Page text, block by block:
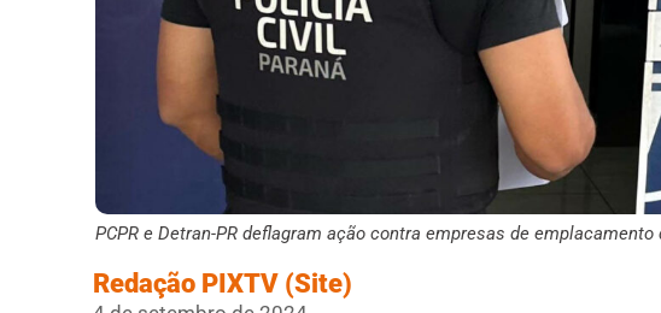
PCPR e Detran-PR deflagram ação contra empresas de emplacamento
Redação PIXTV (Site)